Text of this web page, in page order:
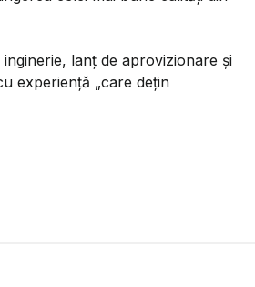
lanț de aprovizionare și
experiență „care dețin